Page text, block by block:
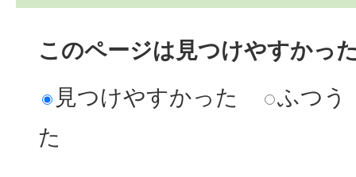
このページは見つけやすかっ
見つけやすかった
ふつう
た